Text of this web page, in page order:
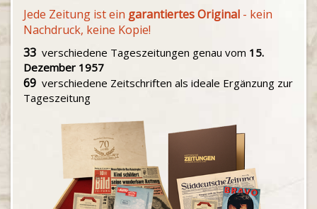
Jede Zeitung ist ein garantiertes Original - kein
Nachdruck, keine Kopie!
33 verschiedene Tageszeitungen genau vom 15.
Dezember 1957
69 verschiedene Zeitschriften als ideale Ergänzung zur
Tageszeitung